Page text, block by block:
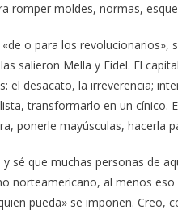
romper moldes, normas,
o para los
salieron Mella y Fidel. El
el desacato, la irreverencia;
transformarlo en un cínico.
ponerle mayúsculas, hacerla
sé que muchas personas de
norteamericano, al menos
pueda» se imponen. Creo,